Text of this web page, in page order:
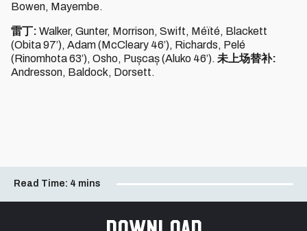
Bowen, Mayembe.
雷丁: Walker, Gunter, Morrison, Swift, Méïté, Blackett
(Obita 97’), Adam (McCleary 46’), Richards, Pelé
(Rinomhota 63’), Osho, Pușcaș (Aluko 46’). 未上场替补:
Andresson, Baldock, Dorsett.
Read Time: 4 mins